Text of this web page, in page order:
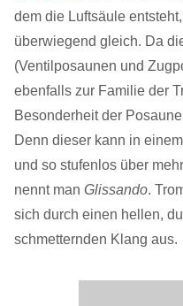
dem die Luftsäule
überwiegend gleich. Da
(Ventilposaunen und
ebenfalls zur Familie der
Besonderheit der
Denn dieser kann in
und so stufenlos über
nennt man Glissando.
sich durch einen hellen,
schmetternden Klang aus.